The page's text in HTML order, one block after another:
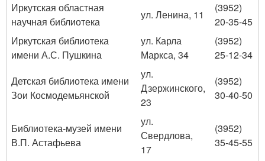
Иркутская областная
научная библиотека
ул. Ленина, 11
(3952)
20-35-45
Иркутская библиотека
имени А.С. Пушкина
ул. Карла
Маркса, 34
(3952)
25-12-34
Детская библиотека имени
Зои Космодемьянской
ул.
Дзержинского,
23
(3952)
30-40-50
Библиотека-музей имени
В.П. Астафьева
ул.
Свердлова,
17
(3952)
35-45-55